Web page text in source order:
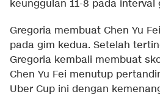
keunggulan 11-8 pada interval
Gregoria membuat Chen Yu
pada gim kedua. Setelah
Gregoria kembali membuat
Chen Yu Fei menutup
Uber Cup ini dengan